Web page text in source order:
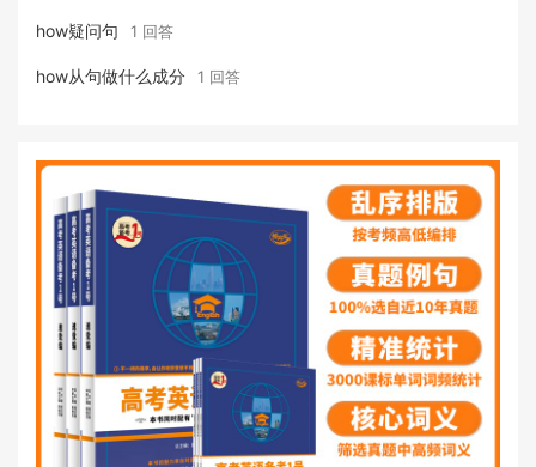
how疑问句 1 回答
how从句做什么成分 1 回答